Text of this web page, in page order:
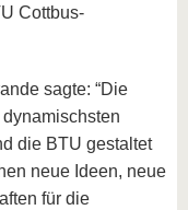
Cottbus-
sagte: “Die
die BTU gestaltet
neue Ideen, neue
für die